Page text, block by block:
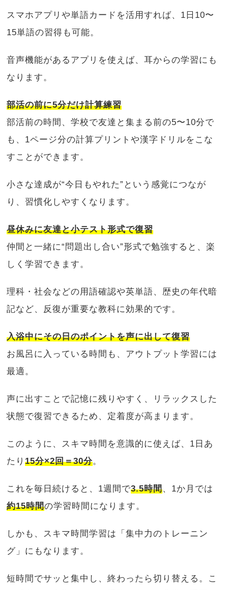
スマホアプリや単語カードを活用すれば、1日10〜
15単語の習得も可能。
音声機能があるアプリを使えば、耳からの学習にも
なります。
部活の前に5分だけ計算練習
部活前の時間、学校で友達と集まる前の5〜10分で
も、1ページ分の計算プリントや漢字ドリルをこな
すことができます。
小さな達成が“今日もやれた”という感覚につなが
り、習慣化しやすくなります。
昼休みに友達と小テスト形式で復習
仲間と一緒に“問題出し合い”形式で勉強すると、楽
しく学習できます。
理科・社会などの用語確認や英単語、歴史の年代暗
記など、反復が重要な教科に効果的です。
入浴中にその日のポイントを声に出して復習
お風呂に入っている時間も、アウトプット学習には
最適。
声に出すことで記憶に残りやすく、リラックスした
状態で復習できるため、定着度が高まります。
このように、スキマ時間を意識的に使えば、1日あ
たり15分×2回＝30分。
これを毎日続けると、1週間で3.5時間、1か月では
約15時間の学習時間になります。
しかも、スキマ時間学習は「集中力のトレーニン
グ」にもなります。
短時間でサッと集中し、終わったら切り替える。こ